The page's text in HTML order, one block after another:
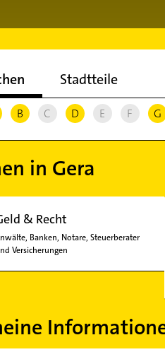
Stadtteile
B C D E F G
in Gera
& Recht
Banken, Notare, Steuerberater
Versicherungen